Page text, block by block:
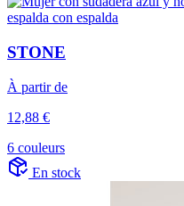
STONE
À partir de
12,88 €
6 couleurs
En stock